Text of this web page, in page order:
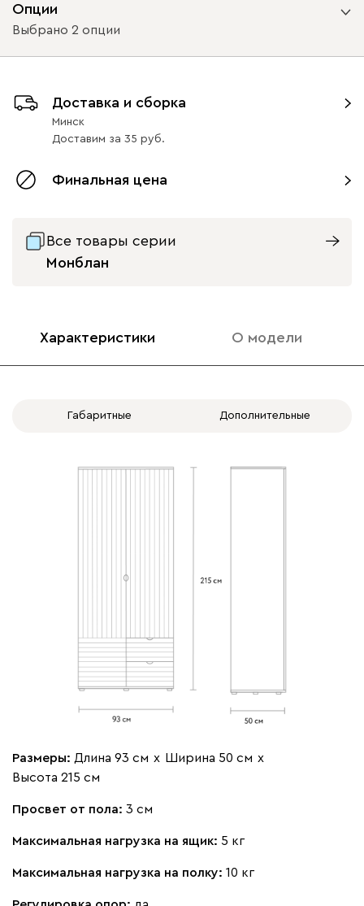
Опции
Выбрано 2 опции
с доводчиками без доводчиков
с доводчиками без доводчиков
Доставка и сборка
Минск
Доставим за 35
Финальная цена
Все товары серии
Монблан
Характеристики О модели
Габаритные Дополнительные
Размеры: Длина 93 см х Ширина 50 см х
Высота 215 см
Просвет от пола: 3 см
Максимальная нагрузка на ящик: 5 кг
Максимальная нагрузка на полку: 10 кг